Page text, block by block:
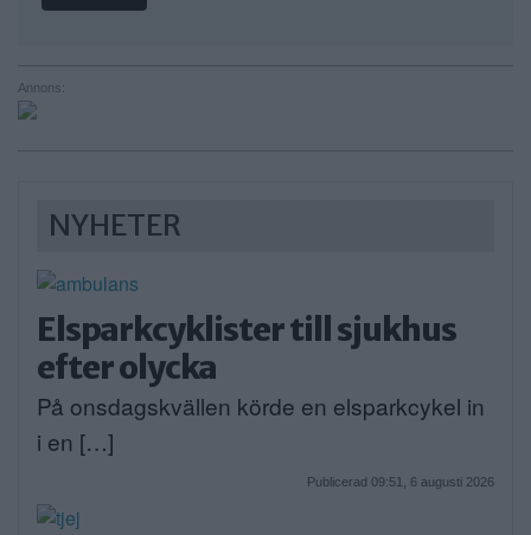
Annons:
NYHETER
Elsparkcyklister till sjukhus
efter olycka
På onsdagskvällen körde en elsparkcykel in
i en […]
Publicerad 09:51, 6 augusti 2026